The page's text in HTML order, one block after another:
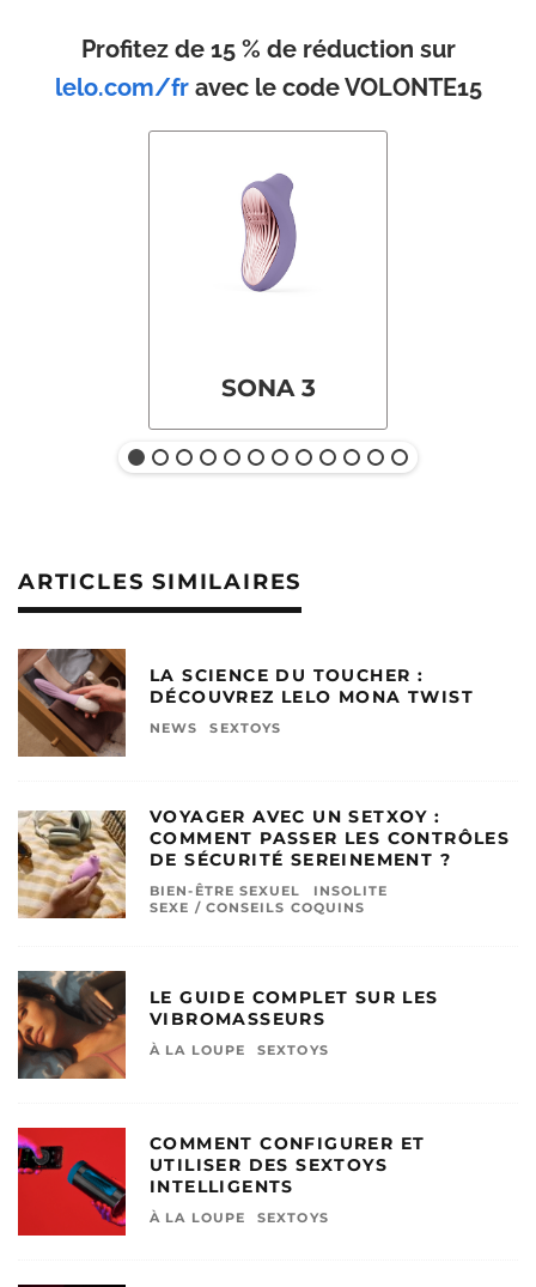
Profitez de 15 % de réduction sur
lelo.com/fravec le code VOLONTE15
SONA 3
ARTICLES SIMILAIRES
LA SCIENCE DU TOUCHER :
DÉCOUVREZ LELO MONA TWIST
NEWS SEXTOYS
VOYAGER AVEC UN SETXOY :
COMMENT PASSER LES CONTRÔLES
DE SÉCURITÉ SEREINEMENT ?
BIEN-ÊTRE SEXUEL
INSOLITE
SEXE / CONSEILS COQUINS
LE GUIDE COMPLET SUR LES
VIBROMASSEURS
À LA LOUPE SEXTOYS
COMMENT CONFIGURER ET
UTILISER DES SEXTOYS
INTELLIGENTS
À LA LOUPE SEXTOYS